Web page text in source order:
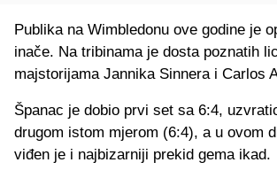
Publika na Wimbledonu ove godine je
inače. Na tribinama je dosta poznatih
majstorijama Jannika Sinnera i Carlos
Španac je dobio prvi set sa 6:4,
drugom istom mjerom (6:4), a u ovom
viđen je i najbizarniji prekid gema ikad.